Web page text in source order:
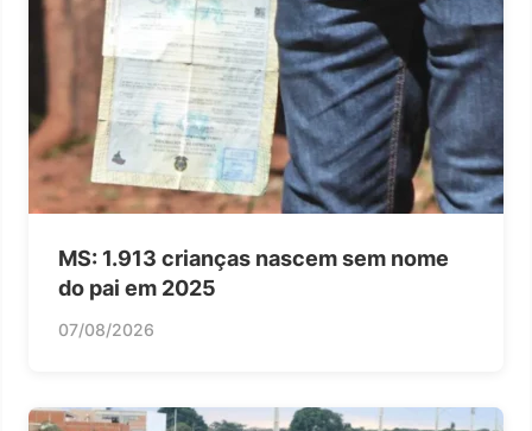
MS: 1.913 crianças nascem sem nome
do pai em 2025
07/08/2026